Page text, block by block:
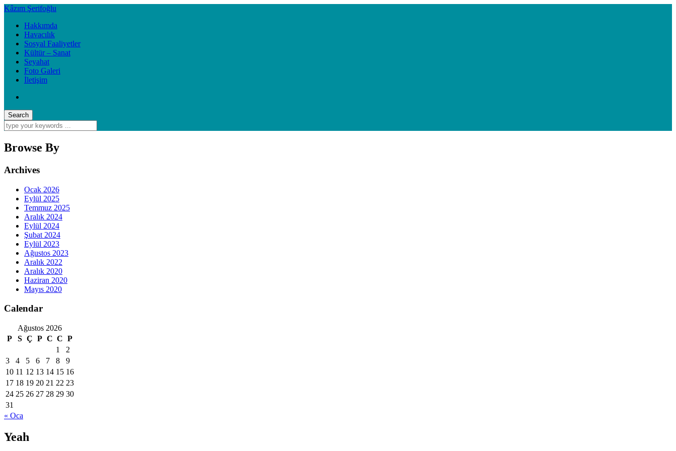
Kâzım Şerifoğlu
Hakkımda
Havacılık
Sosyal Faaliyetler
Kültür – Sanat
Seyahat
Foto Galeri
İletişim
Browse By
Archives
Ocak 2026
Eylül 2025
Temmuz 2025
Aralık 2024
Eylül 2024
Şubat 2024
Eylül 2023
Ağustos 2023
Aralık 2022
Aralık 2020
Haziran 2020
Mayıs 2020
Calendar
Ağustos 2026
P
S Ç P C C P
1
2
3
4 5 6 7 8
9
10 11 12 13 14 15 16
17 18 19 20 21 22 23
24 25 26 27 28 29 30
31
« Oca
Yeah